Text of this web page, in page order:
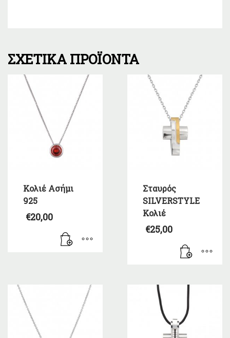
ΣΧΕΤΙΚΆ ΠΡΟΪΌΝΤΑ
Κολιέ Ασήμι
925
€20,00
Σταυρός
SILVERSTYLE
Κολιέ
€25,00